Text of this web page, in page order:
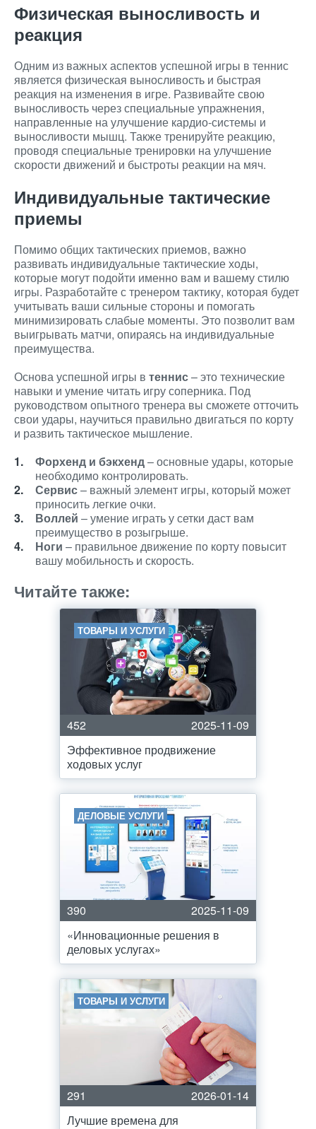
Физическая выносливость и
реакция
Одним из важных аспектов успешной игры в теннис
является физическая выносливость и быстрая
реакция на изменения в игре. Развивайте свою
выносливость через специальные упражнения,
направленные на улучшение кардио-системы и
выносливости мышц. Также тренируйте реакцию,
проводя специальные тренировки на улучшение
скорости движений и быстроты реакции на мяч.
Индивидуальные тактические
приемы
Помимо общих тактических приемов, важно
развивать индивидуальные тактические ходы,
которые могут подойти именно вам и вашему стилю
игры. Разработайте с тренером тактику, которая будет
учитывать ваши сильные стороны и помогать
минимизировать слабые моменты. Это позволит вам
выигрывать матчи, опираясь на индивидуальные
преимущества.
Основа успешной игры в теннис– это технические
навыки и умение читать игру соперника. Под
руководством опытного тренера вы сможете отточить
свои удары, научиться правильно двигаться по корту
и развить тактическое мышление.
Форхенд и бэкхенд– основные удары, которые
необходимо контролировать.
Сервис– важный элемент игры, который может
приносить легкие очки.
Воллей – умение играть у сетки даст вам
преимущество в розыгрыше.
Ноги – правильное движение по корту повысит
вашу мобильность и скорость.
Читайте также:
ТОВАРЫ И УСЛУГИ
452
2025-11-09
Эффективное продвижение
ходовых услуг
ДЕЛОВЫЕ УСЛУГИ
390
2025-11-09
«Инновационные решения в
деловых услугах»
ТОВАРЫ И УСЛУГИ
291
2026-01-14
Лучшие времена для